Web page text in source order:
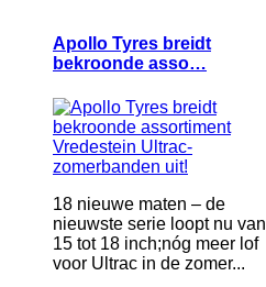
Apollo Tyres breidt
bekroonde asso…
18 nieuwe maten – de
nieuwste serie loopt nu van
15 tot 18 inch;nóg meer lof
voor Ultrac in de zomer...